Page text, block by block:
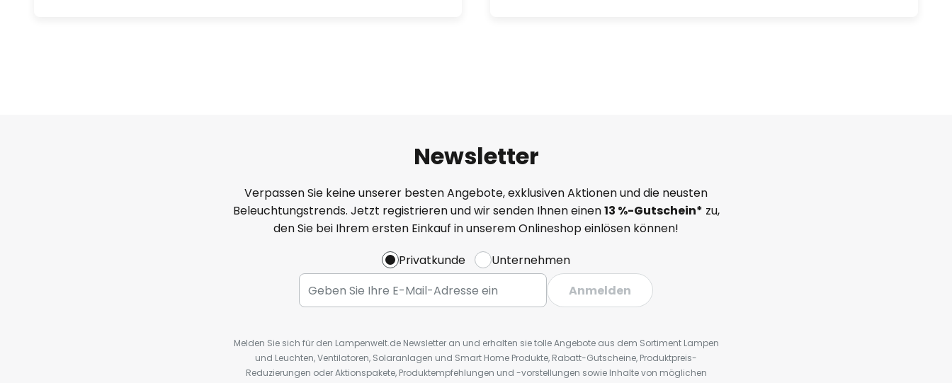
Newsletter
Verpassen Sie keine unserer besten Angebote, exklusiven Aktionen und die neusten
Beleuchtungstrends. Jetzt registrieren und wir senden Ihnen einen13 %-Gutschein* zu,
den Sie bei Ihrem ersten Einkauf in unserem Onlineshop einlösen können!
Privatkunde
Unternehmen
Anmelden
Melden Sie sich für den Lampenwelt.de Newsletter an und erhalten sie tolle Angebote aus dem Sortiment Lampen
und Leuchten, Ventilatoren, Solaranlagen und Smart Home Produkte, Rabatt-Gutscheine, Produktpreis-
Reduzierungen oder Aktionspakete, Produktempfehlungen und -vorstellungen sowie Inhalte von möglichen